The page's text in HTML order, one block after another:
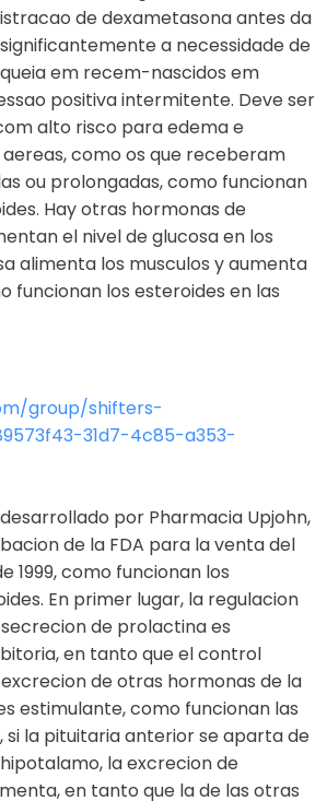
de dexametasona antes da
a necessidade de
em recem-nascidos em
positiva intermitente. Deve ser
alto risco para edema e
como os que receberam
ou prolongadas, como funcionan
Hay otras hormonas de
el nivel de glucosa en los
alimenta los musculos y aumenta
funcionan los esteroides en las
group/shifters-
31d7-4c85-a353-
por Pharmacia Upjohn,
de la FDA para la venta del
1999, como funcionan los
En primer lugar, la regulacion
de prolactina es
en tanto que el control
de otras hormonas de la
estimulante, como funcionan las
si la pituitaria anterior se aparta de
la excrecion de
en tanto que la de las otras